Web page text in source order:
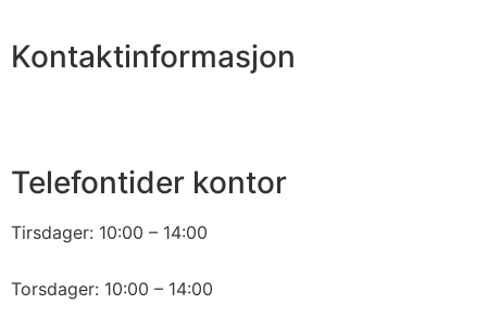
Kontaktinformasjon
Telefontider kontor
Tirsdager: 10:00 – 14:00
Torsdager: 10:00 – 14:00